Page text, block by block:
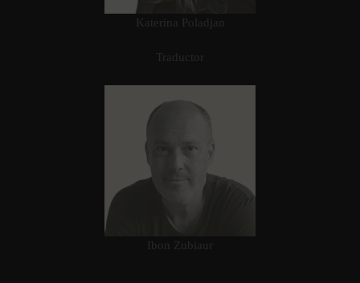
Katerina Poladjan
Traductor
Ibon Zubiaur